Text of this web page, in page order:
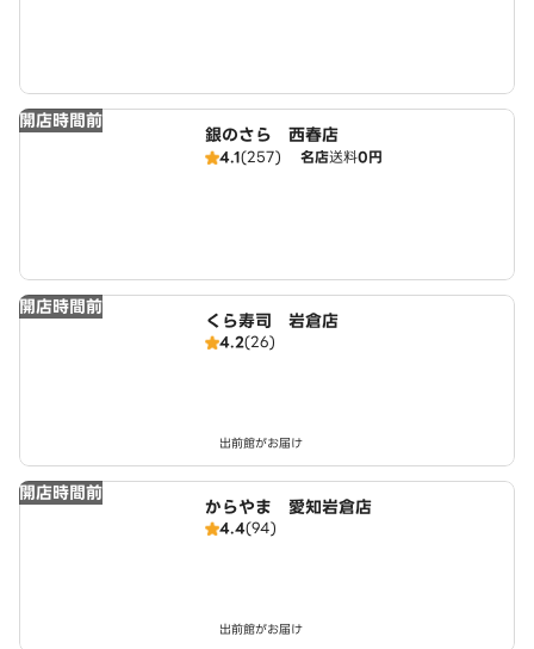
開店時間前
銀のさら 西春店
4.1(257) 名店送料0円
開店時間前
くら寿司 岩倉店
4.2(26)
出前館がお届け
開店時間前
からやま 愛知岩倉店
4.4(94)
出前館がお届け